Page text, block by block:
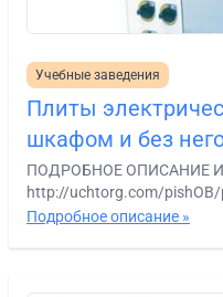
Учебные заведения
Плиты
шкафом и без
ПОДРОБНОЕ ОПИСАНИЕ
http://uchtorg.com/pishOB/
Подробное описание »